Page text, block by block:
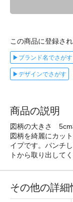
この商品に登録さ
▶ブランド名でさがす
▶デザインでさがす
商品の説明
図柄の大きさ 5cm
図柄を綺麗にカッ
イプです。パンチ
トから取り出してく
その他の詳細